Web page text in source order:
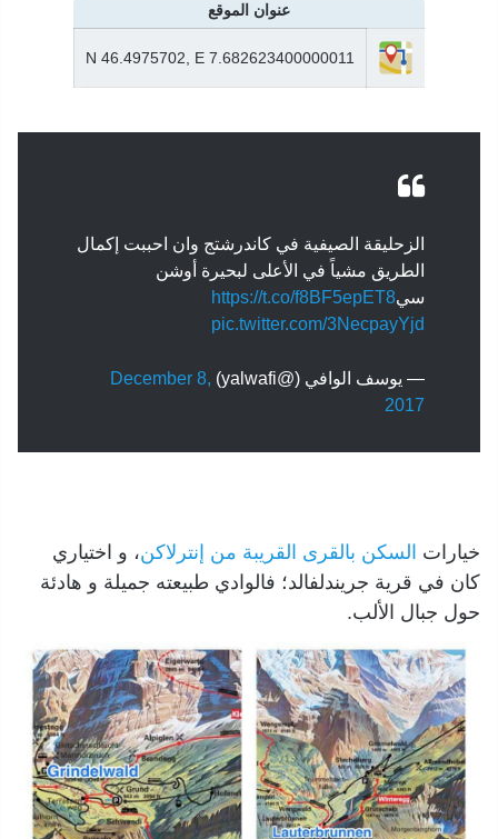
عنوان الموقع
N 46.4975702, E 7.682623400000011
الزحليقة الصيفية في كاندرشتج وان احببت إكمال
الطريق مشياً في الأعلى لبحيرة أوشن
سيhttps://t.co/f8BF5epET8
pic.twitter.com/3NecpayYjd
— يوسف الوافي (@yalwafi)
December 8,
2017
خيارات السكن بالقرى القريبة من إنترلاكن، و اختياري
كان في قرية جريندلفالد؛ فالوادي طبيعته جميلة و هادئة
حول جبال الألب.